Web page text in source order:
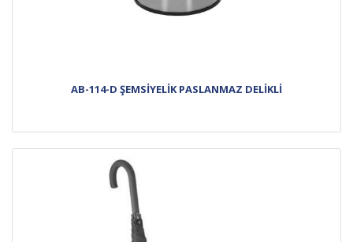
AB-114-D ŞEMSİYELİK PASLANMAZ DELİKLİ